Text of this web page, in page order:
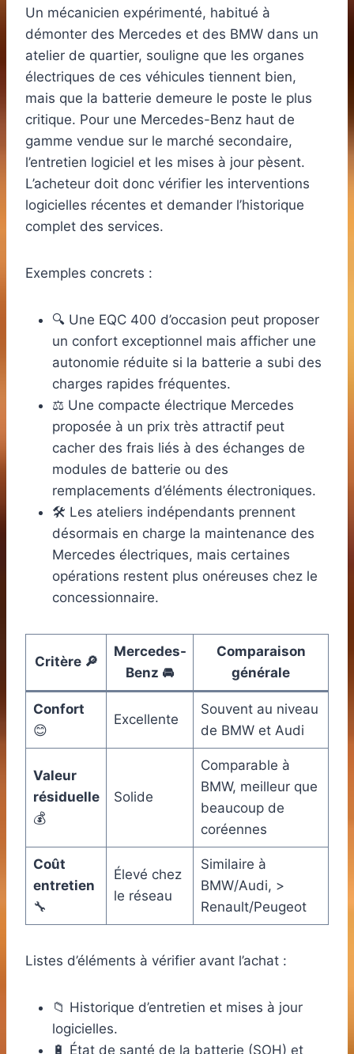
Un mécanicien expérimenté, habitué à
démonter des Mercedes et des BMW dans un
atelier de quartier, souligne que les organes
électriques de ces véhicules tiennent bien,
mais que la batterie demeure le poste le plus
critique. Pour une Mercedes-Benz haut de
gamme vendue sur le marché secondaire,
l’entretien logiciel et les mises à jour pèsent.
L’acheteur doit donc vérifier les interventions
logicielles récentes et demander l’historique
complet des services.
Exemples concrets :
🔍 Une EQC 400 d’occasion peut proposer
un confort exceptionnel mais afficher une
autonomie réduite si la batterie a subi des
charges rapides fréquentes.
⚖️ Une compacte électrique Mercedes
proposée à un prix très attractif peut
cacher des frais liés à des échanges de
modules de batterie ou des
remplacements d’éléments électroniques.
🛠️ Les ateliers indépendants prennent
désormais en charge la maintenance des
Mercedes électriques, mais certaines
opérations restent plus onéreuses chez le
concessionnaire.
Critère 🔎
Mercedes-
Benz 🚘
Comparaison
générale
Confort
😊
Excellente
Souvent au niveau
de BMW et Audi
Valeur
résiduelle
💰
Solide
Comparable à
BMW, meilleur que
beaucoup de
coréennes
Coût
entretien
🔧
Élevé chez
le réseau
Similaire à
BMW/Audi, >
Renault/Peugeot
Listes d’éléments à vérifier avant l’achat :
📁 Historique d’entretien et mises à jour
logicielles.
🔋 État de santé de la batterie (SOH) et